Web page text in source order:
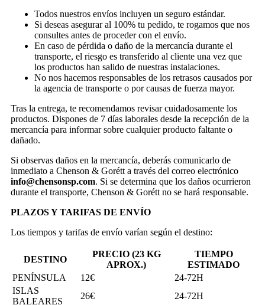
Todos nuestros envíos incluyen un seguro estándar.
Si deseas asegurar al 100% tu pedido, te rogamos que nos
consultes antes de proceder con el envío.
En caso de pérdida o daño de la mercancía durante el
transporte, el riesgo es transferido al cliente una vez que
los productos han salido de nuestras instalaciones.
No nos hacemos responsables de los retrasos causados por
la agencia de transporte o por causas de fuerza mayor.
Tras la entrega, te recomendamos revisar cuidadosamente los
productos. Dispones de 7 días laborales desde la recepción de la
mercancía para informar sobre cualquier producto faltante o
dañado.
Si observas daños en la mercancía, deberás comunicarlo de
inmediato a Chenson & Gorétt a través del correo electrónico
info@chensonsp.com. Si se determina que los daños ocurrieron
durante el transporte, Chenson & Gorétt no se hará responsable.
PLAZOS Y TARIFAS DE ENVÍO
Los tiempos y tarifas de envío varían según el destino:
DESTINO
PRECIO (23 KG
APROX.)
TIEMPO
ESTIMADO
PENÍNSULA
12€
24-72H
ISLAS
BALEARES
26€
24-72H